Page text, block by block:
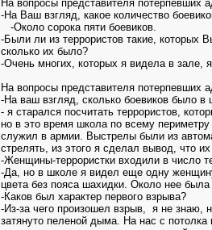
На вопросы представителя
-На Ваш взгляд, какое количество
-Около сорока пяти боевиков.
-Были ли из террористов такие, которых
сколько их было?
-Очень многих, которых я видела в зале,
На вопросы представителя
-На ваш взгляд, сколько боевиков было в
- я старался посчитать террористов,
но в это время школа по всему периметру
служил в армии. Выстрелы были из
стрелять, из этого я сделал вывод, что
-Женщины-террористки входили в число
-Да, но в школе я видел еще одну
цвета без пояса шахидки. Около нее
-Каков был характер первого взрыва?
-Из-за чего произошел взрыв, я не знаю,
затянуто пеленой дыма. На нас с